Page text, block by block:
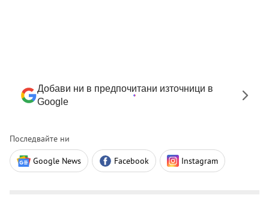
Добави ни в предпочитани източници в
Google
Последвайте ни
Google News Facebook Instagram